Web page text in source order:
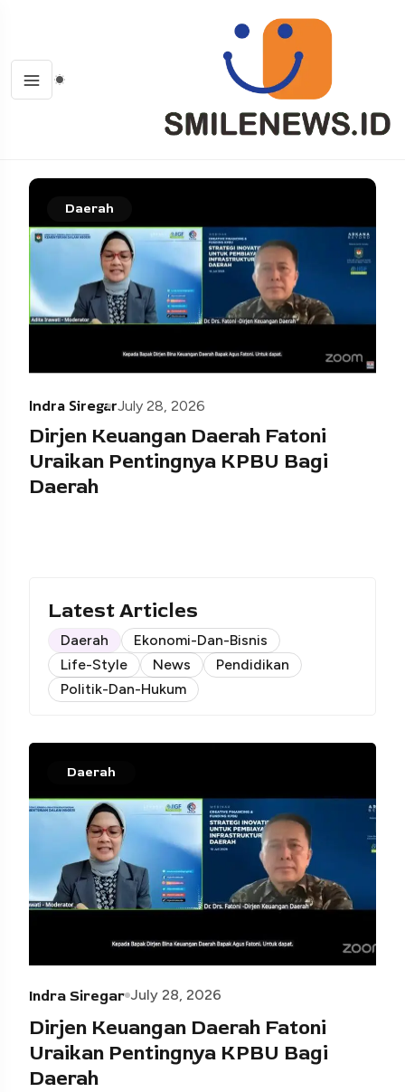
Daerah
Indra SiregarJuly 28, 2026
Dirjen Keuangan Daerah Fatoni
Uraikan Pentingnya KPBU Bagi
Daerah
Latest Articles
Daerah
Ekonomi-Dan-Bisnis
Life-Style
News
Pendidikan
Politik-Dan-Hukum
Daerah
Indra Siregar July 28, 2026
Dirjen Keuangan Daerah Fatoni
Uraikan Pentingnya KPBU Bagi
Daerah